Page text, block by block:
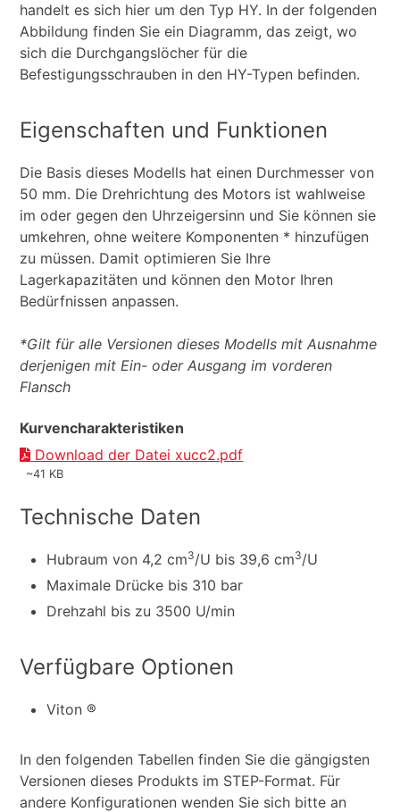
handelt es sich hier um den Typ HY. In der folgenden
Abbildung finden Sie ein Diagramm, das zeigt, wo
sich die Durchgangslöcher für die
Befestigungsschrauben in den HY-Typen befinden.
Eigenschaften und Funktionen
Die Basis dieses Modells hat einen Durchmesser von
50 mm. Die Drehrichtung des Motors ist wahlweise
im oder gegen den Uhrzeigersinn und Sie können sie
umkehren, ohne weitere Komponenten * hinzufügen
zu müssen. Damit optimieren Sie Ihre
Lagerkapazitäten und können den Motor Ihren
Bedürfnissen anpassen.
*Gilt für alle Versionen dieses Modells mit Ausnahme
derjenigen mit Ein- oder Ausgang im vorderen
Flansch
Kurvencharakteristiken
Download der Datei xucc2.pdf
~41 KB
Technische Daten
Hubraum von 4,2 cm3/U bis 39,6 cm3/U
Maximale Drücke bis 310 bar
Drehzahl bis zu 3500 U/min
Verfügbare Optionen
Viton ®
In den folgenden Tabellen finden Sie die gängigsten
Versionen dieses Produkts im STEP-Format. Für
andere Konfigurationen wenden Sie sich bitte an